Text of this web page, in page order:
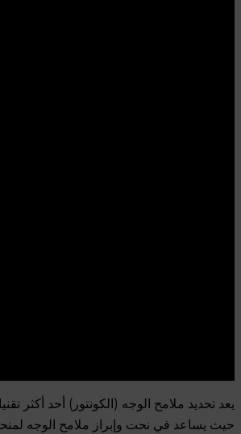
يعد تحديد ملامح الوجه (الكونتور) أحد أكثر
حيث يساعد في نحت وإبراز ملامح الوجه